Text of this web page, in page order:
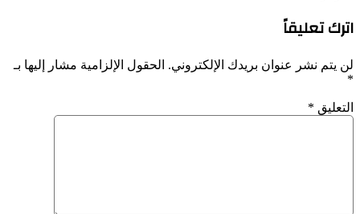
اترك تعليقاً
لن يتم نشر عنوان بريدك الإلكتروني. الحقول الإلزامية مشار إليها بـ
*
التعليق *